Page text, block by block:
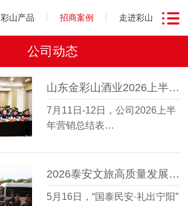
彩山产品 招商案例 走进彩山
公司动态
山东金彩山酒业2026上半年营销总结表彰会圆满召开
7月11日-12日，公司2026上半
年营销总结表…
2026泰安文旅高质量发展大会走进金彩山鲁酒文化博物馆
5月16日，“国泰民安·礼出宁阳”